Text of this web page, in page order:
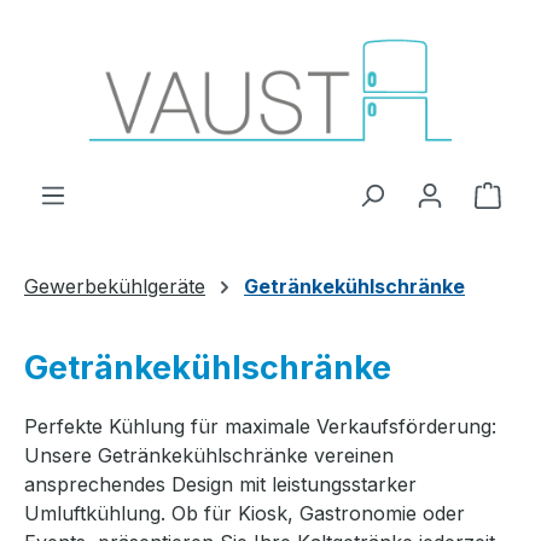
Gewerbekühlgeräte Getränkekühlschränke
Getränkekühlschränke
Perfekte Kühlung für maximale Verkaufsförderung:
Unsere Getränkekühlschränke vereinen
ansprechendes Design mit leistungsstarker
Umluftkühlung. Ob für Kiosk, Gastronomie oder